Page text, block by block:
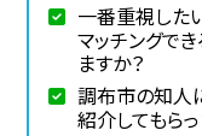
一番重視した
マッチングで
ますか？
調布市の知人
紹介してもら